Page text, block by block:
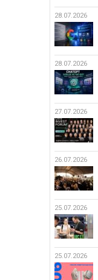
28.07.2026
28.07.2026
27.07.2026
26.07.2026
25.07.2026
25.07.2026